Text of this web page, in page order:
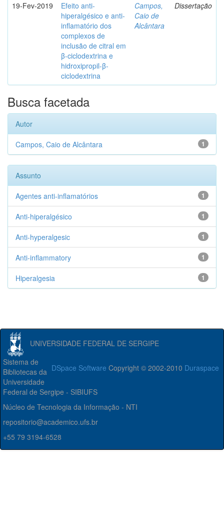
19-Fev-2019
Efeito anti-
hiperalgésico e anti-
inflamatório dos
complexos de
inclusão de citral em
β-ciclodextrina e
hidroxipropil-β-
ciclodextrina
Campos,
Caio de
Alcântara
Dissertação
Busca facetada
Autor
1
Campos, Caio de Alcântara
Assunto
1
Agentes anti-inflamatórios
1
Anti-hiperalgésico
1
Anti-hyperalgesic
1
Anti-inflammatory
1
Hiperalgesia
UNIVERSIDADE FEDERAL DE SERGIPE
DSpace Software Copyright © 2002-2010 Duraspace
Sistema de
Bibliotecas da
Universidade
Federal de Sergipe - SIBIUFS
Núcleo de Tecnologia da Informação - NTI
repositorio@academico.ufs.br
+55 79 3194-6528